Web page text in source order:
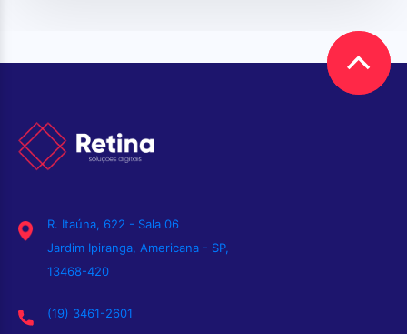
R. Itaúna, 622 - Sala 06
Jardim Ipiranga, Americana - SP,
13468-420
(19) 3461-2601